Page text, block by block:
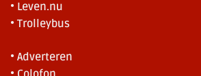
• Leven.nu
• Trolleybus
• Adverteren